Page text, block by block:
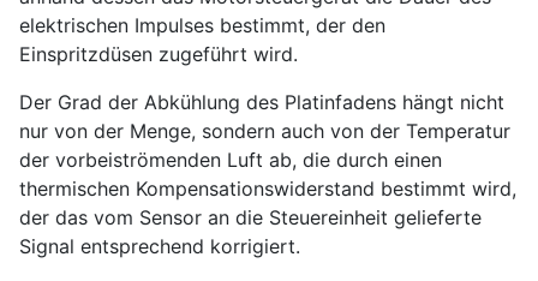
elektrischen Impulses bestimmt, der den
Einspritzdüsen zugeführt wird.
Der Grad der Abkühlung des Platinfadens hängt nicht
nur von der Menge, sondern auch von der Temperatur
der vorbeiströmenden Luft ab, die durch einen
thermischen Kompensationswiderstand bestimmt wird,
der das vom Sensor an die Steuereinheit gelieferte
Signal entsprechend korrigiert.